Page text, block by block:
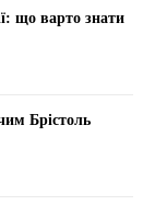
що варто знати
Брістоль